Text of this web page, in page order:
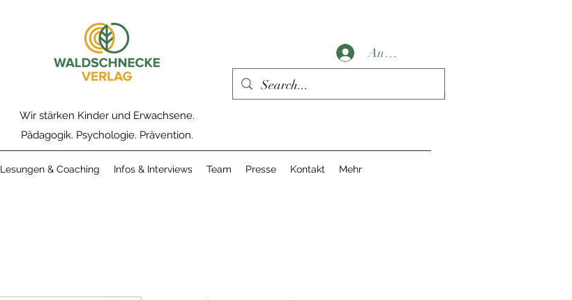
Anmelden
Wir stärken Kinder und Erwachsene.
Pädagogik. Psychologie. Prävention.
Lesungen & Coaching Infos & Interviews Team Presse Kontakt Mehr